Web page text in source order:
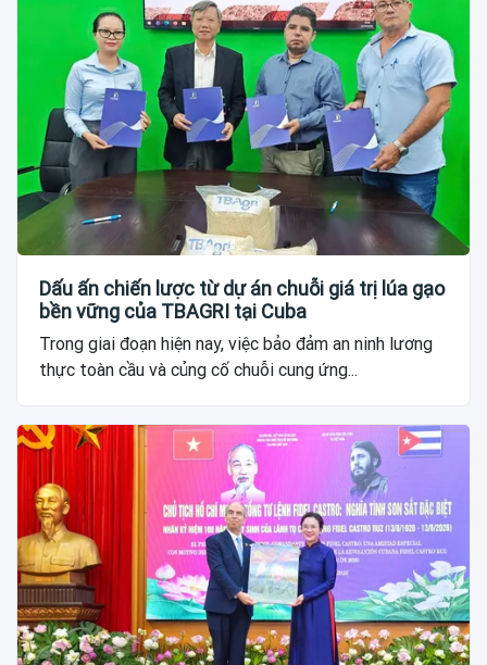
Dấu ấn chiến lược từ dự án chuỗi giá trị lúa gạo
bền vững của TBAGRI tại Cuba
Trong giai đoạn hiện nay, việc bảo đảm an ninh lương
thực toàn cầu và củng cố chuỗi cung ứng...